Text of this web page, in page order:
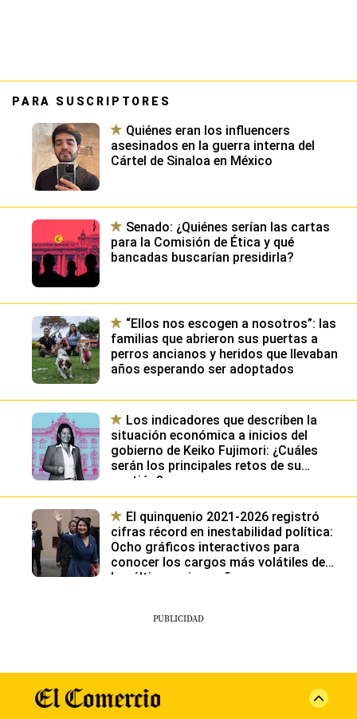
PARA SUSCRIPTORES
Quiénes eran los influencers
asesinados en la guerra interna del
Cártel de Sinaloa en México
Senado: ¿Quiénes serían las cartas
para la Comisión de Ética y qué
bancadas buscarían presidirla?
“Ellos nos escogen a nosotros”: las
familias que abrieron sus puertas a
perros ancianos y heridos que llevaban
años esperando ser adoptados
Los indicadores que describen la
situación económica a inicios del
gobierno de Keiko Fujimori: ¿Cuáles
serán los principales retos de su
gestión?
El quinquenio 2021-2026 registró
cifras récord en inestabilidad política:
Ocho gráficos interactivos para
conocer los cargos más volátiles de
los últimos cinco años